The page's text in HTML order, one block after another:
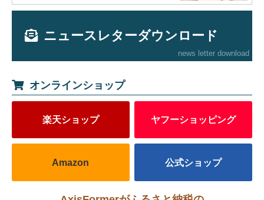
ニュースレターダウンロード
news letter download
オンラインショップ
楽天ショップ ヤフーショッピング
Amazon 公式ショップ